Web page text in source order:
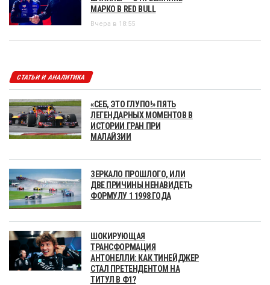
МАРКО В RED BULL
Вчера в 18:55
СТАТЬИ И АНАЛИТИКА
«СЕБ, ЭТО ГЛУПО!» ПЯТЬ
ЛЕГЕНДАРНЫХ МОМЕНТОВ В
ИСТОРИИ ГРАН ПРИ
МАЛАЙЗИИ
ЗЕРКАЛО ПРОШЛОГО, ИЛИ
ДВЕ ПРИЧИНЫ НЕНАВИДЕТЬ
ФОРМУЛУ 1 1998 ГОДА
ШОКИРУЮЩАЯ
ТРАНСФОРМАЦИЯ
АНТОНЕЛЛИ: КАК ТИНЕЙДЖЕР
СТАЛ ПРЕТЕНДЕНТОМ НА
ТИТУЛ В Ф1?